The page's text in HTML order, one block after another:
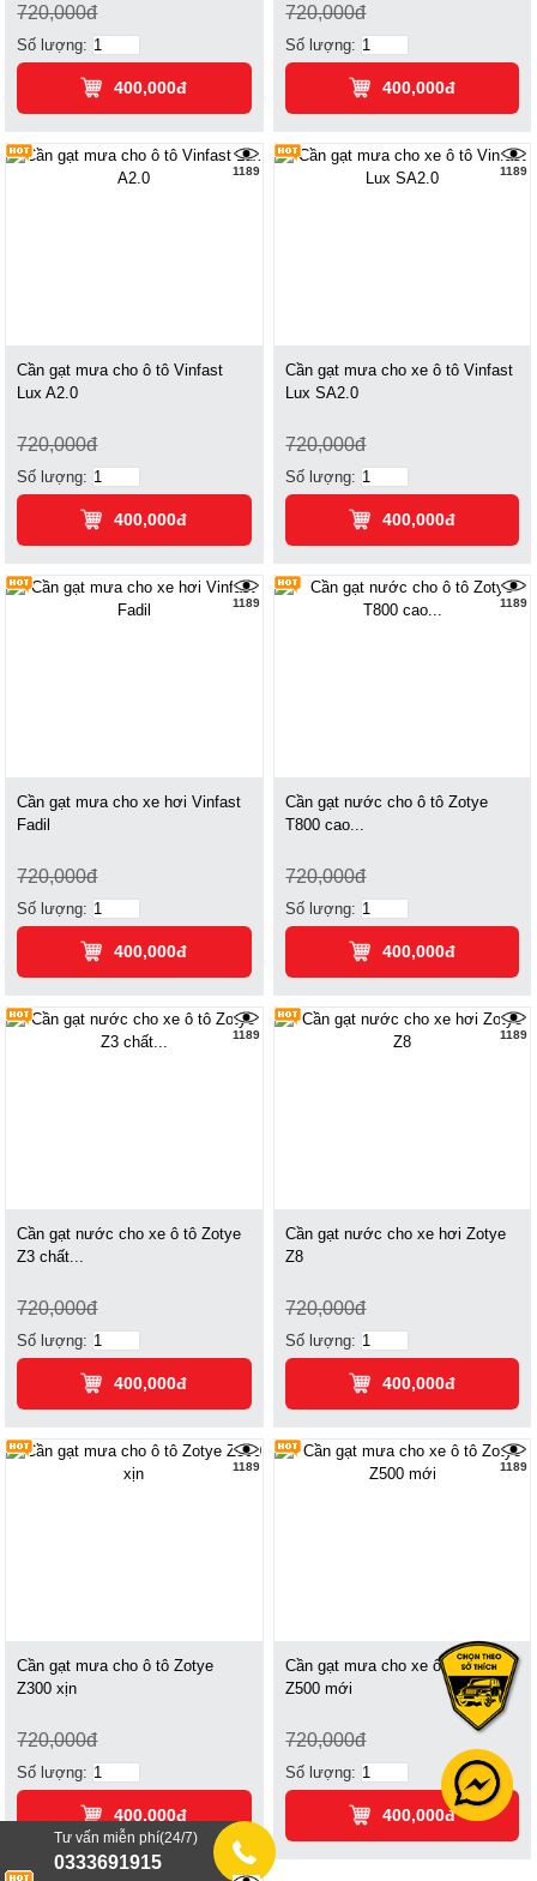
720,000đ
Số lượng:
400,000đ
720,000đ
Số lượng:
400,000đ
1189
Cần gạt mưa cho ô tô Vinfast
Lux A2.0
720,000đ
Số lượng:
400,000đ
1189
Cần gạt mưa cho xe ô tô Vinfast
Lux SA2.0
720,000đ
Số lượng:
400,000đ
1189
Cần gạt mưa cho xe hơi Vinfast
Fadil
720,000đ
Số lượng:
400,000đ
1189
Cần gạt nước cho ô tô Zotye
T800 cao...
720,000đ
Số lượng:
400,000đ
1189
Cần gạt nước cho xe ô tô Zotye
Z3 chất...
720,000đ
Số lượng:
400,000đ
1189
Cần gạt nước cho xe hơi Zotye
Z8
720,000đ
Số lượng:
400,000đ
1189
Cần gạt mưa cho ô tô Zotye
Z300 xịn
720,000đ
Số lượng:
400,000đ
1189
Cần gạt mưa cho xe ô tô Zotye
Z500 mới
720,000đ
Số lượng:
400,000đ
Tư vấn miễn phí(24/7)
0333691915